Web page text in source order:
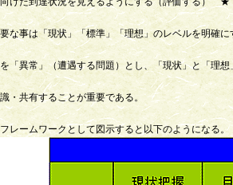
な事は「現状」「標準」「理想」のレベルを明確に
「異常」（遭遇する問題）とし、「現状」と「理
・共有することが重要である。
レームワークとして図示すると以下のようになる。